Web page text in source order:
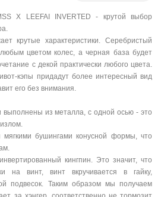
X LEEFAI INVERTED - крутой выбор
крутые характеристики. Серебристый
любым цветом колес, а черная база будет
с декой практически любого цвета.
кэпы придадут более интересный вид
его без внимания.
выполнены из металла, с одной осью - это
мягкими бушингами конусной формы, что
кингпин. Это значит, что
на винт, винт вкручивается в гайку,
подвесок. Таким образом мы получаем